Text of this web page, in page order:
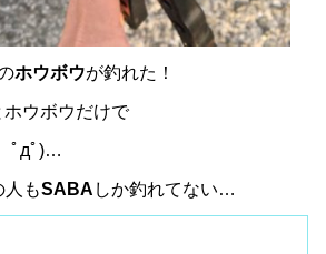
ホウボウが釣れた！
ホウボウだけで
ﾟдﾟ)…
人もSABA しか釣れてない…